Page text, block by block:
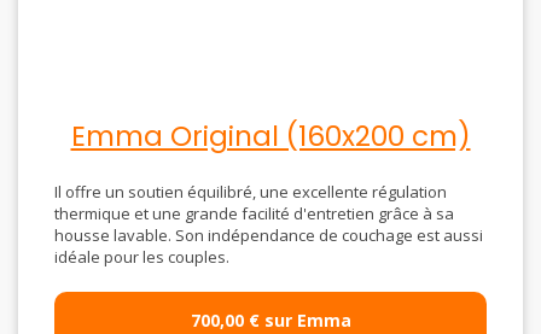
Emma Original (160x200 cm)
Il offre un soutien équilibré, une excellente régulation
thermique et une grande facilité d'entretien grâce à sa
housse lavable. Son indépendance de couchage est aussi
idéale pour les couples.
700,00 € sur Emma